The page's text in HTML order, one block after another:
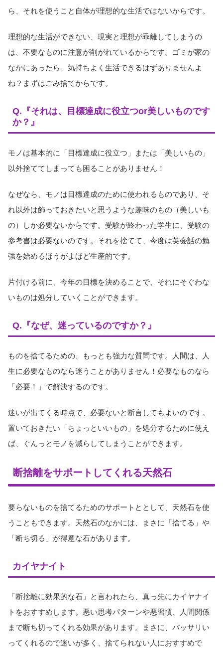
ら、それを使うこと自体が理想的な生活ではないからです。
理想的な生活ができない、現実と理想が乖離してしまうの
は、不要なものに注意が削がれているからです。ゴミが家の
なかにあったら、気持ちよく生活できるはずありませんよ
ね？まずはごみ捨てからです。
Q.『それは、目標達成に役立つor美しいものです
か？』
モノは基本的に「目標達成に役立つ」または「美しいもの」
以外捨ててしまっても困ることがありません！
なぜなら、モノは目標達成のために使われるものであり、そ
れ以外は飾っておきたいと思うような趣味のもの（美しいも
の）しか必要ないからです。受験が終わった学生に、受験の
参考書は必要ないのです。それを捨てて、今度は英会話の勉
強を始めるほうがよほど生産的です。
片付ける前に、今年の目標を決めることで、それにそぐわな
いものは処分していくことができます。
Q.『なぜ、迷っているのですか？』
ものを捨てるための、もっとも強力な質問です。人間は、人
生に必要なものなら迷うことがありません！必要なものなら
「必要！」で解決するのです。
迷いが出てくる時点で、必要ないと断言してもよいのです。
置いておきたい「ちょっといいもの」を処分するために使え
ば、ぐんっとモノを減らしてしまうことができます。
断捨離をサポートしてくれる天然石
要らないものを捨てるためのサポートととして、天然石を使
うこともできます。天然石のなかには、まさに「捨てる」や
「断ち切る」が得意な石があります。
カイヤナイト
「断捨離に効果的な石」と言われたら、真っ先にカイヤナイ
トをおすすめします。悪い思考パターンや悪習慣、人間関係
まで断ち切ってくれる効果があります。まさに、バッサリい
ってくれるので迷いが多く、捨てられない人におすすめで